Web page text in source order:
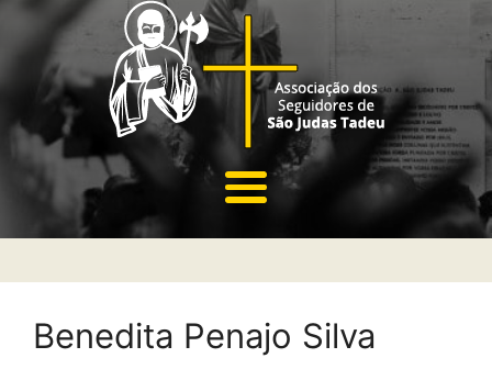
Benedita Penajo Silva